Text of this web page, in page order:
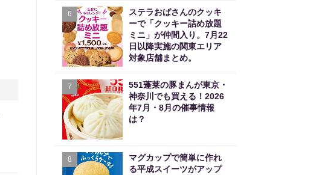
6
ステラおばさんのクッキ
ーで「クッキー詰め放題
ミニ」が仲間入り。7月22
日以降実施の関東エリア
対象店舗まとめ。
7
551蓬莱の豚まんが東京・
神奈川でも買える！2026
年7月・8月の催事情報
は？
8
マグカップで簡単に作れ
る平成スイーツがアップ